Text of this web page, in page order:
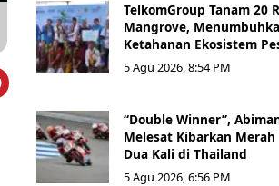
TelkomGroup Tanam 20
Mangrove,
Ketahanan Ekosistem
5 Agu 2026, 8:54 PM
“Double Winner”,
Melesat Kibarkan
Dua Kali di Thailand
5 Agu 2026, 6:56 PM